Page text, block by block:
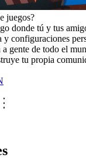
juegos?
donde tú y tus
y configuraciones
gente de todo el
tu propia